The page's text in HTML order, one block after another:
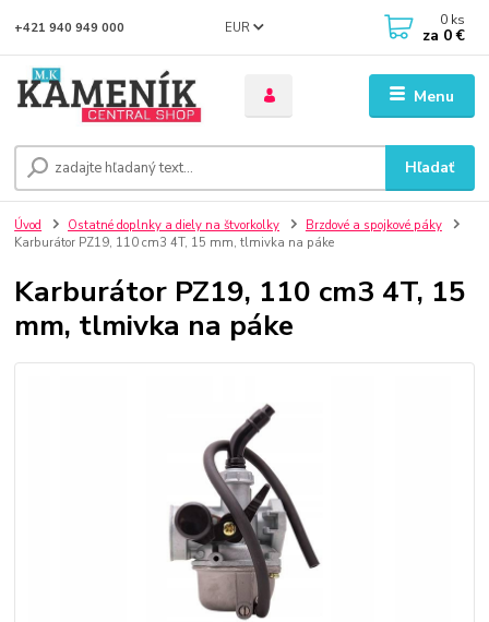
Menu
EUR
Hľadať
+421 940 949 000 0 ks
za 0 €
Úvod Ostatné doplnky a diely na štvorkolky
Brzdové a spojkové páky
Karburátor PZ19, 110 cm3 4T, 15 mm, tlmivka na páke
Karburátor PZ19, 110 cm3 4T, 15
mm, tlmivka na páke